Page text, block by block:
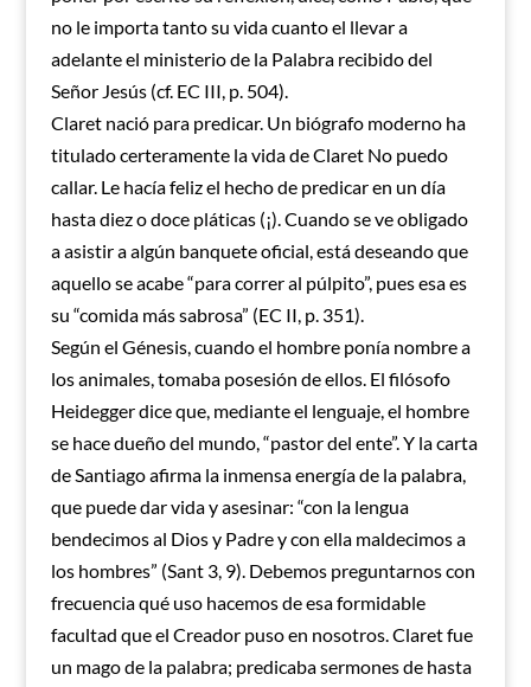
no le importa tanto su vida cuanto el llevar a
adelante el ministerio de la Palabra recibido del
Señor Jesús (cf. EC III, p. 504).
Claret nació para predicar. Un biógrafo moderno ha
titulado certeramente la vida de Claret No puedo
callar. Le hacía feliz el hecho de predicar en un día
hasta diez o doce pláticas (¡). Cuando se ve obligado
a asistir a algún banquete oficial, está deseando que
aquello se acabe “para correr al púlpito”, pues esa es
su “comida más sabrosa” (EC II, p. 351).
Según el Génesis, cuando el hombre ponía nombre a
los animales, tomaba posesión de ellos. El filósofo
Heidegger dice que, mediante el lenguaje, el hombre
se hace dueño del mundo, “pastor del ente”. Y la carta
de Santiago afirma la inmensa energía de la palabra,
que puede dar vida y asesinar: “con la lengua
bendecimos al Dios y Padre y con ella maldecimos a
los hombres” (Sant 3, 9). Debemos preguntarnos con
frecuencia qué uso hacemos de esa formidable
facultad que el Creador puso en nosotros. Claret fue
un mago de la palabra; predicaba sermones de hasta